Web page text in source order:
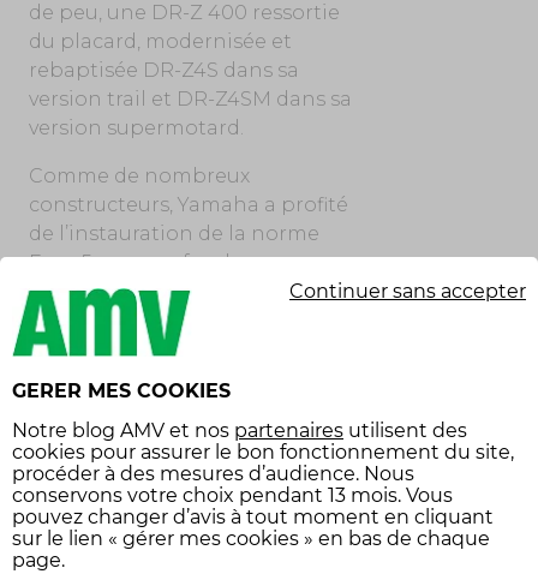
de peu, une DR-Z 400 ressortie
du placard, modernisée et
rebaptisée DR-Z4S dans sa
version trail et DR-Z4SM dans sa
version supermotard.
Comme de nombreux
constructeurs, Yamaha a profité
de l’instauration de la norme
Euro 5+ pour refondre ou
peaufiner quelques uns de ses
modèles phares. En premier
lieu, son iconique scooter T-Max
qui s’offre une face avant plus
07 et Ténéré 700 également mis
à jour au niveau du style. Mais
on retient surtout du stand bleu
une inédite sportive, la radicale
R9, la relance du scooter urbain
GERER MES COOKIES
Notre blog AMV et nos partenaires utilisent des
cookies pour assurer le bon fonctionnement du site,
procéder à des mesures d’audience. Nous
conservons votre choix pendant 13 mois. Vous
pouvez changer d’avis à tout moment en cliquant
sur le lien « gérer mes cookies » en bas de chaque
page.
Continuer sans accepter